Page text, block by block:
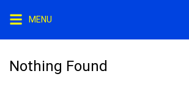
content
MENU
Nothing Found